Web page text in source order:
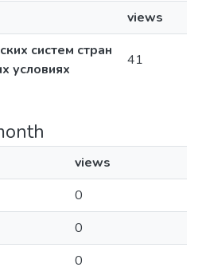
views
систем стран
условиях
41
views
0
0
0